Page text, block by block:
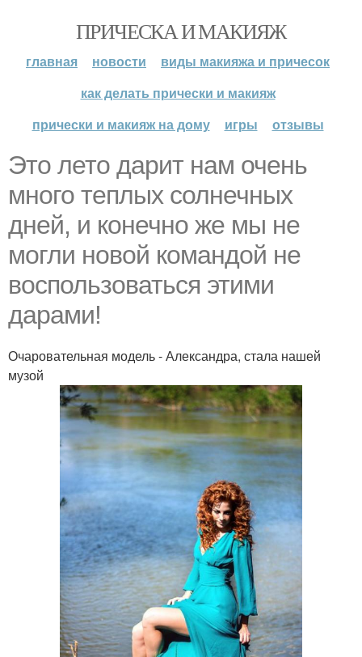
ПРИЧЕСКА И МАКИЯЖ
главная новости
виды макияжа и причесок
как делать прически и макияж
прически и макияж на дому
игры отзывы
Это лето дарит нам очень
много теплых солнечных
дней, и конечно же мы не
могли новой командой не
воспользоваться этими
дарами!
Очаровательная модель - Александра, стала нашей
музой